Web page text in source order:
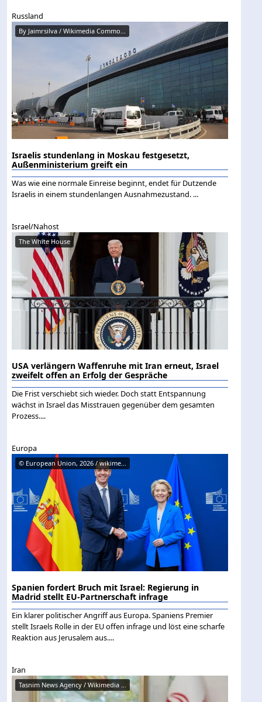
Russland
By Jaimrsilva / Wikimedia Commo...
Israelis stundenlang in Moskau festgesetzt,
Außenministerium greift ein
Was wie eine normale Einreise beginnt, endet für Dutzende
Israelis in einem stundenlangen Ausnahmezustand. ...
Israel/Nahost
The White House
USA verlängern Waffenruhe mit Iran erneut, Israel
zweifelt offen an Erfolg der Gespräche
Die Frist verschiebt sich wieder. Doch statt Entspannung
wächst in Israel das Misstrauen gegenüber dem gesamten
Prozess....
Europa
© European Union, 2026 / wikime...
Spanien fordert Bruch mit Israel: Regierung in
Madrid stellt EU-Partnerschaft infrage
Ein klarer politischer Angriff aus Europa. Spaniens Premier
stellt Israels Rolle in der EU offen infrage und löst eine scharfe
Reaktion aus Jerusalem aus....
Iran
Tasnim News Agency / Wikimedia ...